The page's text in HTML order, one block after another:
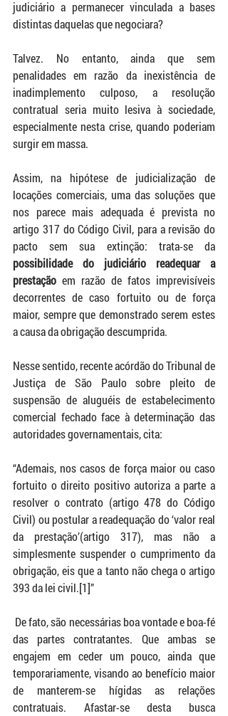
judiciário a permanecer vinculada a bases
distintas daquelas que negociara?
Talvez. No entanto, ainda que sem
penalidades em razão da inexistência de
inadimplemento culposo, a resolução
contratual seria muito lesiva à sociedade,
especialmente nesta crise, quando poderiam
surgir em massa.
Assim, na hipótese de judicialização de
locações comerciais, uma das soluções que
nos parece mais adequada é prevista no
artigo 317 do Código Civil, para a revisão do
pacto sem sua extinção:
possibilidade do judiciário readequar a
prestação em razão de fatos imprevisíveis
decorrentes de caso fortuito ou de força
maior, sempre que demonstrado serem estes
a causa da obrigação descumprida.
Nesse sentido, recente acórdão do Tribunal de
Justiça de São Paulo sobre pleito de
suspensão de aluguéis de estabelecimento
comercial fechado face à determinação das
autoridades governamentais, cita:
“Ademais, nos casos de força maior ou caso
fortuito o direito positivo autoriza a parte a
resolver o contrato (artigo 478 do Código
Civil) ou postular a readequação do ‘valor real
da prestação’(artigo 317), mas não a
simplesmente suspender o cumprimento da
obrigação, eis que a tanto não chega o artigo
393 da lei civil.[1]”
De fato, são necessárias boa vontade e boa-fé
das partes contratantes. Que ambas se
engajem em ceder um pouco, ainda que
temporariamente, visando ao benefício maior
de manterem-se hígidas as relações
contratuais. Afastar-se desta busca